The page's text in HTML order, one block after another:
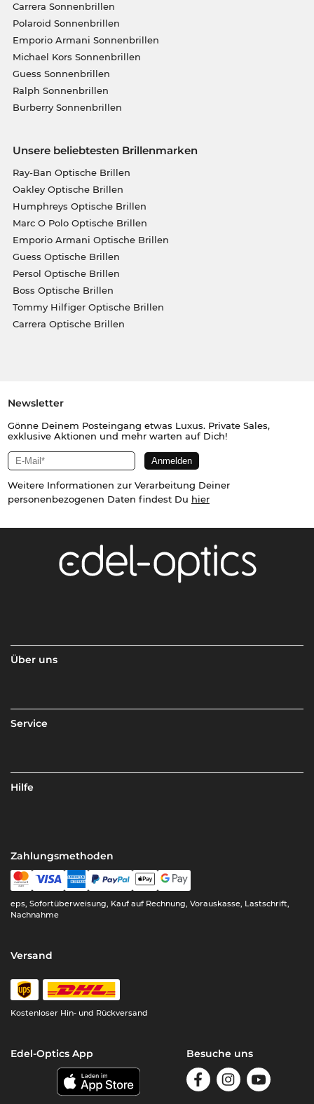
Carrera Sonnenbrillen
Polaroid Sonnenbrillen
Emporio Armani Sonnenbrillen
Michael Kors Sonnenbrillen
Guess Sonnenbrillen
Ralph Sonnenbrillen
Burberry Sonnenbrillen
Unsere beliebtesten Brillenmarken
Ray-Ban Optische Brillen
Oakley Optische Brillen
Humphreys Optische Brillen
Marc O Polo Optische Brillen
Emporio Armani Optische Brillen
Guess Optische Brillen
Persol Optische Brillen
Boss Optische Brillen
Tommy Hilfiger Optische Brillen
Carrera Optische Brillen
Newsletter
Gönne Deinem Posteingang etwas Luxus. Private Sales,
exklusive Aktionen und mehr warten auf Dich!
Weitere Informationen zur Verarbeitung Deiner
personenbezogenen Daten findest Du hier
Über uns
Service
Hilfe
Zahlungsmethoden
eps, Sofortüberweisung, Kauf auf Rechnung, Vorauskasse, Lastschrift,
Nachnahme
Versand
Kostenloser Hin- und Rückversand
Edel-Optics App Besuche uns